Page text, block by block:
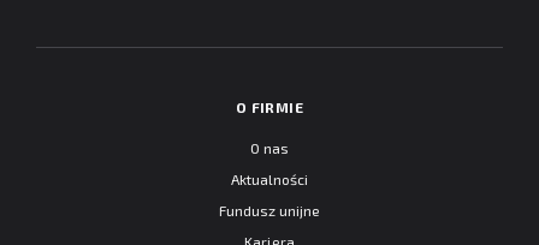
O FIRMIE
O nas
Aktualności
Fundusz unijne
Kariera